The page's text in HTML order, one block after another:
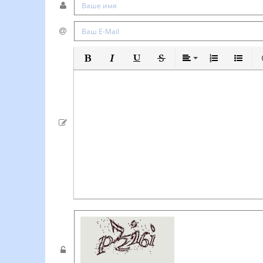
Полужирный
КурсивПодчеркнутый
ЗачеркнутыйВыравнивание